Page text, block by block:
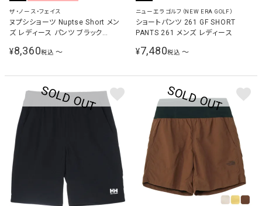
ザ・ノース・フェイス
ヌプシショーツ Nuptse Short メン
ズ レディース パンツ ブラック
¥8,360税込 〜
ニューエラゴルフ（NEW ERA GOLF）
ショートパンツ 261 GF SHORT
PANTS 261 メンズ レディース
¥7,480税込 〜